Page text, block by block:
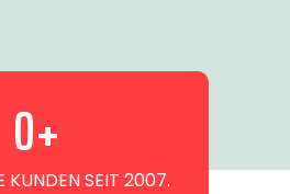
KUNDEN SEIT 2007.
0+